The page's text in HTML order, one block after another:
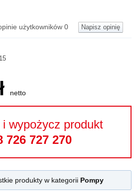
użytkowników 0 Napisz opinię
netto
wypożycz produkt
726 727 270
produkty w kategorii Pompy